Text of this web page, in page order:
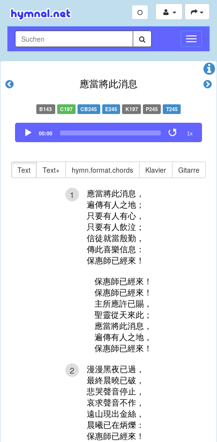
應當將此消息
B143 C197 CB245 E245 K197 P245 T245
Audio
Player
00:00 1x
Text Text+ hymn.format.chords Klavier Gitarre
1
應當將此消息，
遍傳有人之地；
只要有人有心，
只要有人飲泣；
信徒就當殷勤，
傳此喜樂信息：
保惠師已經來！
保惠師已經來！
保惠師已經來！
主所應許已賜，
聖靈從天來此；
應當將此消息，
遍傳有人之地，
保惠師已經來！
2
漫漫黑夜已過，
最終晨曉已破，
悲哭聲音停止，
哀求聲音不作，
遠山現出金絲，
晨曦已在炳爍：
保惠師已經來！